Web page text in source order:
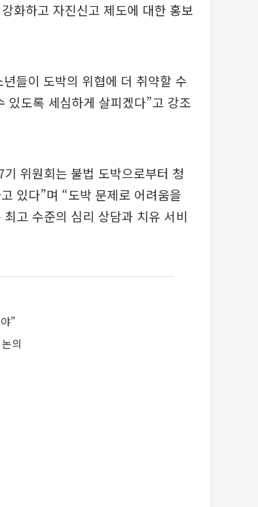
화하고 자진신고 제도에 대한 홍보
들이 도박의 위협에 더 취약할 수
있도록 세심하게 살피겠다”고 강조
위원회는 불법 도박으로부터 청
있다”며 “도박 문제로 어려움을
고 수준의 심리 상담과 치유 서비
”
의